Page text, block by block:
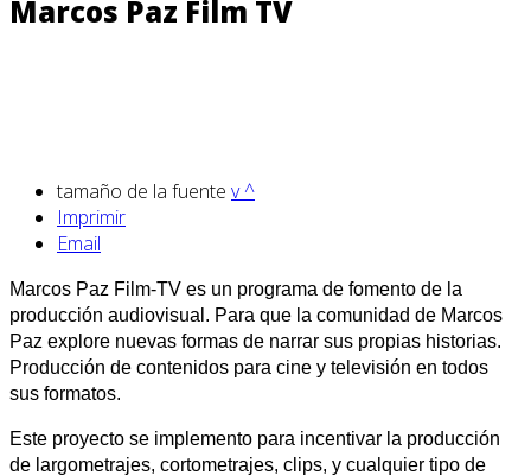
Marcos Paz Film TV
tamaño de la fuente v^
Imprimir
Email
Marcos Paz Film-TV es un programa de fomento de la
producción audiovisual. Para que la comunidad de Marcos
Paz explore nuevas formas de narrar sus propias historias.
Producción de contenidos para cine y televisión en todos
sus formatos.
Este proyecto se implemento para incentivar la producción
de largometrajes, cortometrajes, clips, y cualquier tipo de